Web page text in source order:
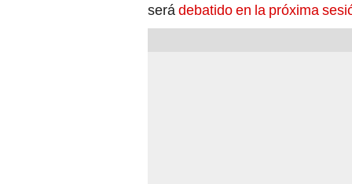
será debatido en la próxima